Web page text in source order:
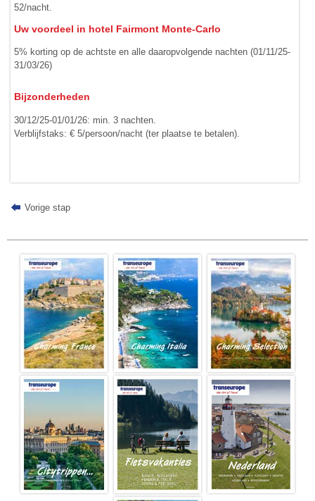
52/nacht.
Uw voordeel in hotel Fairmont Monte-Carlo
5% korting op de achtste en alle daaropvolgende nachten (01/11/25-
31/03/26)
Bijzonderheden
30/12/25-01/01/26: min. 3 nachten.
Verblijfstaks: € 5/persoon/nacht (ter plaatse te betalen).
Vorige stap